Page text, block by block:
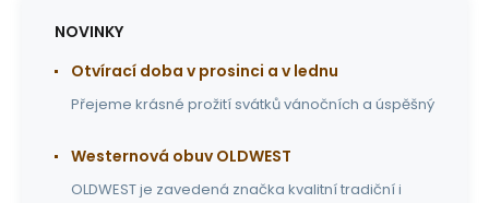
NOVINKY
Otvírací doba v prosinci a v lednu
Přejeme krásné prožití svátků vánočních a úspěšný
Westernová obuv OLDWEST
OLDWEST je zavedená značka kvalitní tradiční i